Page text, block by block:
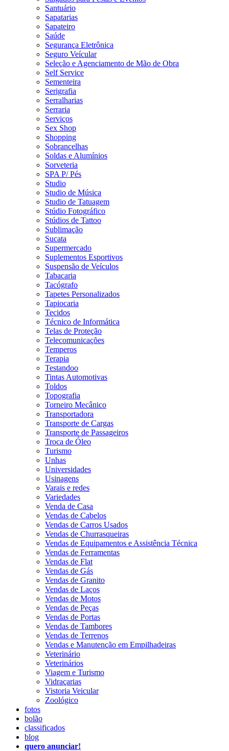
Santuário
Sapatarias
Sapateiro
Saúde
Segurança Eletrônica
Seguro Veícular
Seleção e Agenciamento de Mão de Obra
Self Service
Sementeira
Serigrafia
Serralharias
Serraria
Serviços
Sex Shop
Shopping
Sobrancelhas
Soldas e Alumínios
Sorveteria
SPA P/ Pés
Studio
Studio de Música
Studio de Tatuagem
Stúdio Fotográfico
Stúdios de Tattoo
Sublimação
Sucata
Supermercado
Suplementos Esportivos
Suspensão de Veículos
Tabacaria
Tacógrafo
Tapetes Personalizados
Tapiocaria
Tecidos
Técnico de Informática
Telas de Proteção
Telecomunicações
Temperos
Terapia
Testandoo
Tintas Automotivas
Toldos
Topografia
Torneiro Mecânico
Transportadora
Transporte de Cargas
Transporte de Passageiros
Troca de Óleo
Turismo
Unhas
Universidades
Usinagens
Varais e redes
Variedades
Venda de Casa
Vendas de Cabelos
Vendas de Carros Usados
Vendas de Churrasqueiras
Vendas de Equipamentos e Assistência Técnica
Vendas de Ferramentas
Vendas de Flat
Vendas de Gás
Vendas de Granito
Vendas de Laços
Vendas de Motos
Vendas de Peças
Vendas de Portas
Vendas de Tambores
Vendas de Terrenos
Vendas e Manutenção em Empilhadeiras
Veterinário
Veterinários
Viagem e Turismo
Vidraçarias
Vistoria Veicular
Zoológico
fotos
bolão
classificados
blog
quero anunciar!